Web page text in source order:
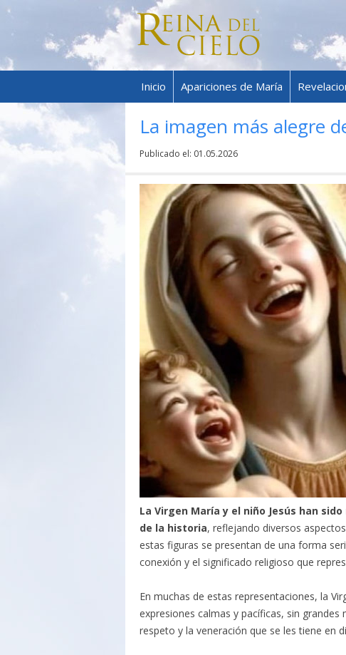
Inicio Apariciones de María
La imagen más alegre
Publicado el: 01.05.2026
La Virgen María y el niño Jesús han
de la historia, reflejando diversos
estas figuras se presentan de una forma
conexión y el significado religioso que
En muchas de estas representaciones, la
expresiones calmas y pacíficas, sin
respeto y la veneración que se les tiene en